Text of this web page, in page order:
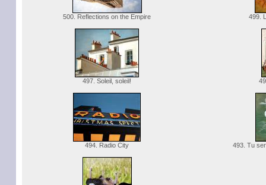
500. Reflections on the Empire 499.
497. Soleil, soleil!
494. Radio City 493. Tu